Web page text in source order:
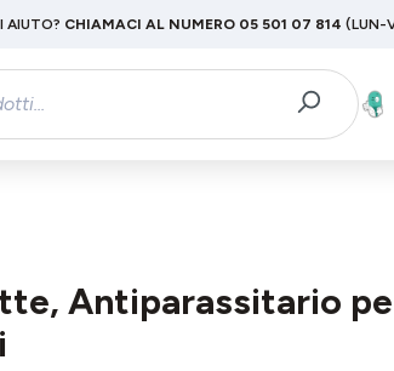
AIUTO? CHIAMACI AL NUMERO 05 501 07 814 (LUN-
Antiparassitario